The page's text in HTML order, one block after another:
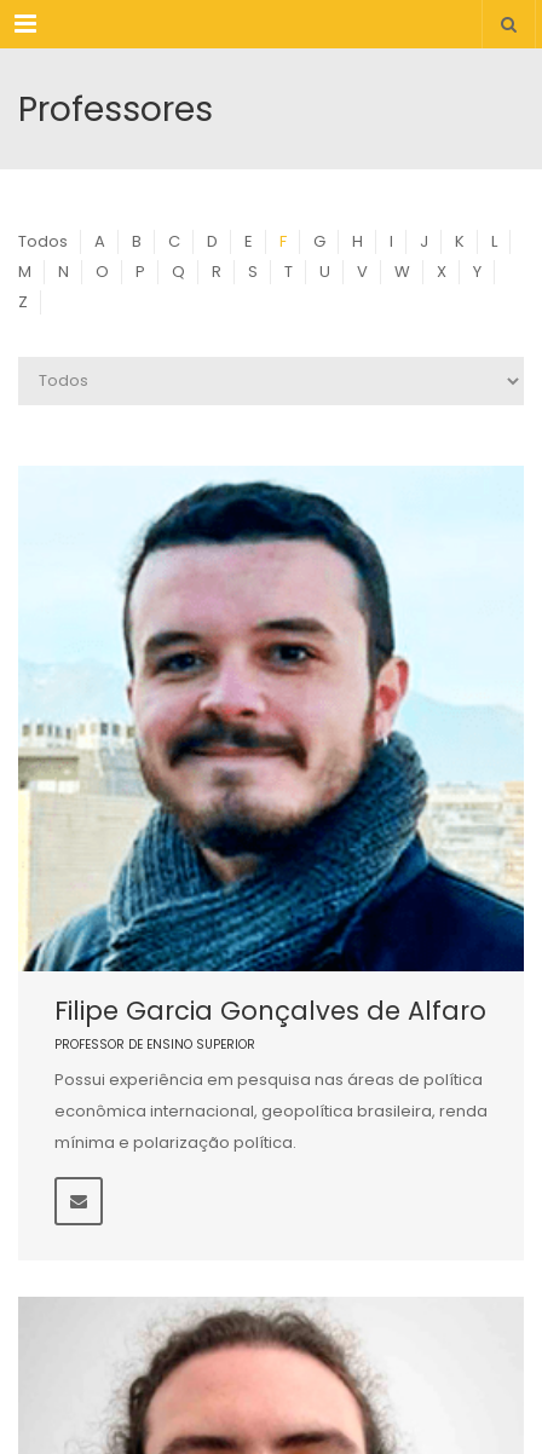
Menu
Professores
Todos A B C D E F G H I J K
L
M
N O P Q R S T U V W X
Y
Z
Filipe Garcia Gonçalves de Alfaro
PROFESSOR DE ENSINO SUPERIOR
Possui experiência em pesquisa nas áreas de política
econômica internacional, geopolítica brasileira, renda
mínima e polarização política.